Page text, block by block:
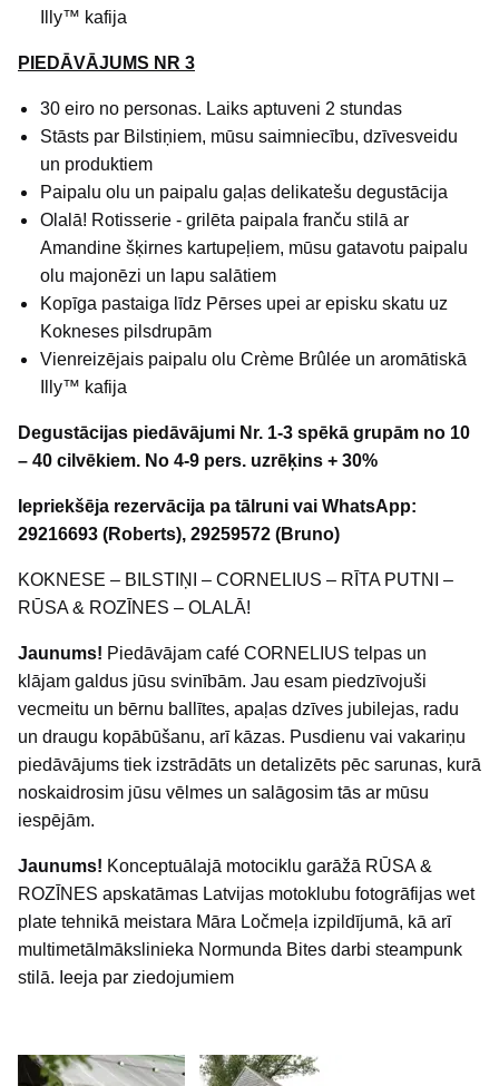
Illy™ kafija
PIEDĀVĀJUMS NR 3
30 eiro no personas. Laiks aptuveni 2 stundas
Stāsts par Bilstiņiem, mūsu saimniecību, dzīvesveidu
un produktiem
Paipalu olu un paipalu gaļas delikatešu degustācija
Olalā! Rotisserie - grilēta paipala franču stilā ar
Amandine šķirnes kartupeļiem, mūsu gatavotu paipalu
olu majonēzi un lapu salātiem
Kopīga pastaiga līdz Pērses upei ar episku skatu uz
Kokneses pilsdrupām
Vienreizējais paipalu olu Crème Brûlée un aromātiskā
Illy™ kafija
Degustācijas piedāvājumi Nr. 1-3 spēkā grupām no 10
– 40 cilvēkiem. No 4-9 pers. uzrēķins + 30%
Iepriekšēja rezervācija pa tālruni vai WhatsApp:
29216693 (Roberts), 29259572 (Bruno)
KOKNESE – BILSTIŅI – CORNELIUS – RĪTA PUTNI –
RŪSA & ROZĪNES – OLALĀ!
Jaunums! Piedāvājam café CORNELIUS telpas un
klājam galdus jūsu svinībām. Jau esam piedzīvojuši
vecmeitu un bērnu ballītes, apaļas dzīves jubilejas, radu
un draugu kopābūšanu, arī kāzas. Pusdienu vai vakariņu
piedāvājums tiek izstrādāts un detalizēts pēc sarunas, kurā
noskaidrosim jūsu vēlmes un salāgosim tās ar mūsu
iespējām.
Jaunums! Konceptuālajā motociklu garāžā RŪSA &
ROZĪNES apskatāmas Latvijas motoklubu fotogrāfijas wet
plate tehnikā meistara Māra Ločmeļa izpildījumā, kā arī
multimetālmākslinieka Normunda Bites darbi steampunk
stilā. Ieeja par ziedojumiem